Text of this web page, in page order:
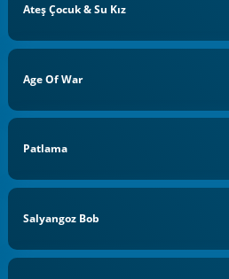
Ateş Çocuk & Su Kız
Age Of War
Patlama
Salyangoz Bob